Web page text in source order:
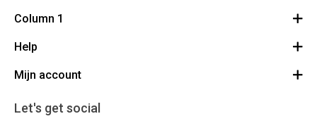
Bouchons Leclercq
Avenue de L'Espérance 6220 Fleurus - Lambusart
0032 (0)71/ 81 10 56
Column 1
Bestelling herroepen
Help
FAQ
Contact
Mijn account
Mijn Account
Let's get social